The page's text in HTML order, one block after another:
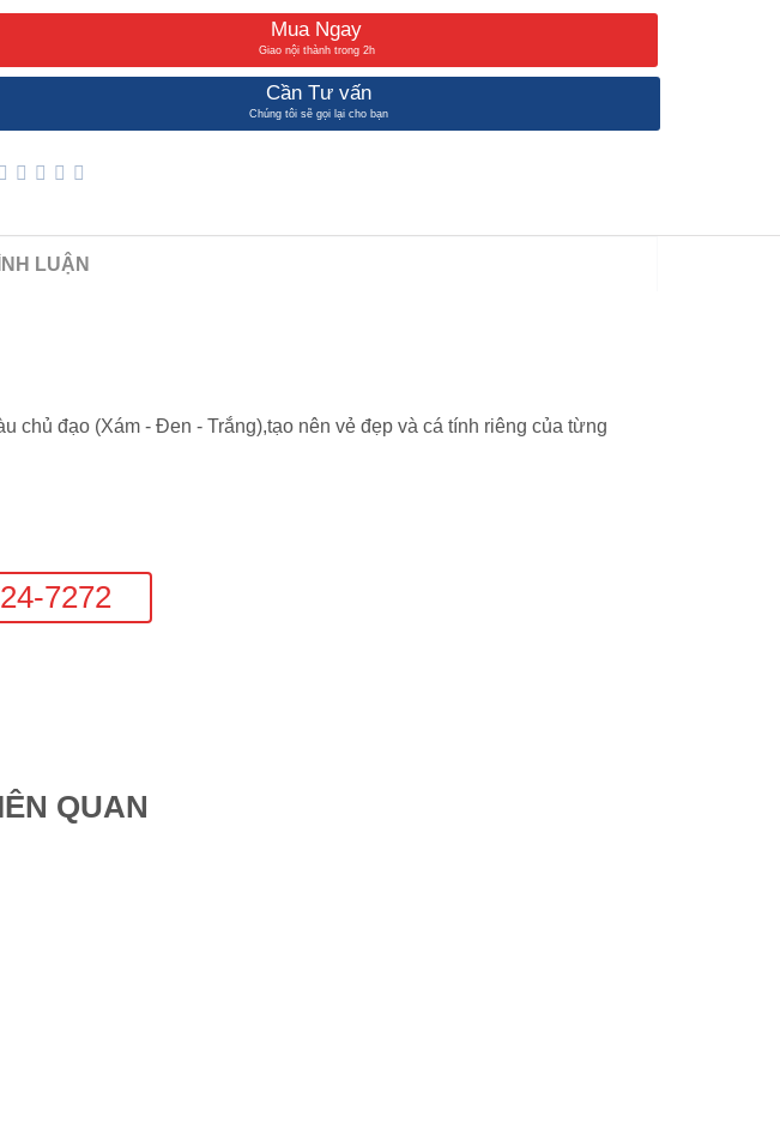
Mua Ngay
Giao nội thành trong 2h
Cần Tư vấn
Chúng tôi sẽ gọi lại cho bạn
LUẬN
đạo (Xám - Đen - Trắng),tạo nên vẻ đẹp và cá tính riêng của từng
7272
QUAN